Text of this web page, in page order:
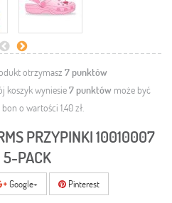
otrzymasz 7punktów
koszyk wyniesie7punktów może być
o wartości 1,40 zł.
PRZYPINKI 10010007
5-PACK
Google+ Pinterest